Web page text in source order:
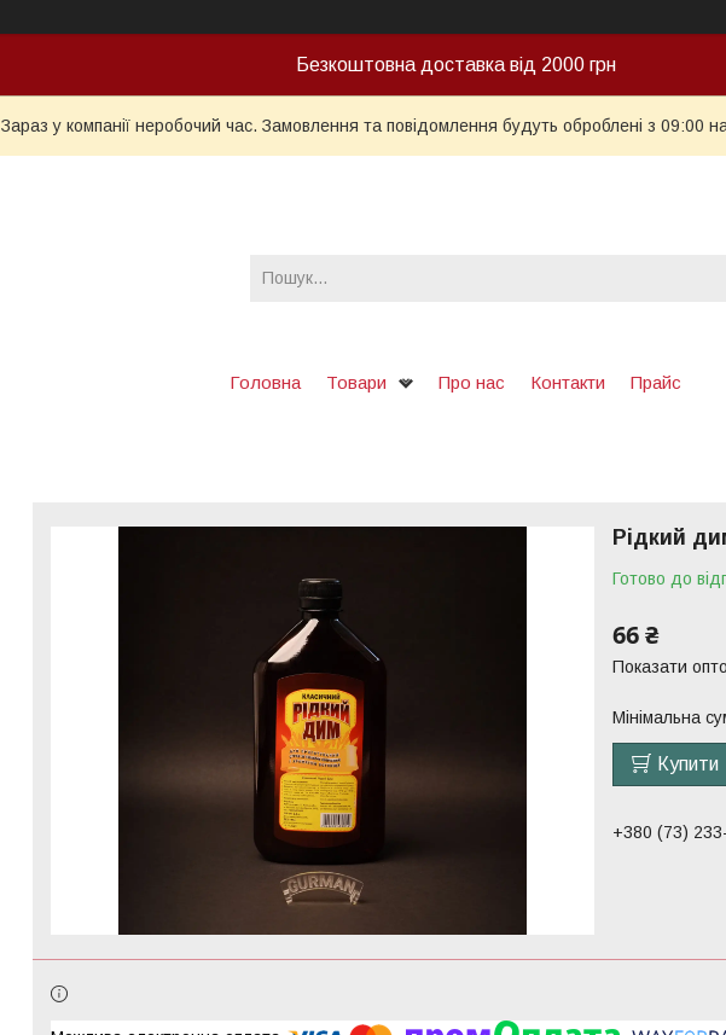
Безкоштовна доставка від 2000 грн
Зараз у компанії неробочий час. Замовлення та повідомлення будуть оброблені з 09:00
Головна Товари Про нас Контакти Прайс
Рідкий
Готово до
66 ₴
Показати
Мінімальна
Купити
+380 (73)